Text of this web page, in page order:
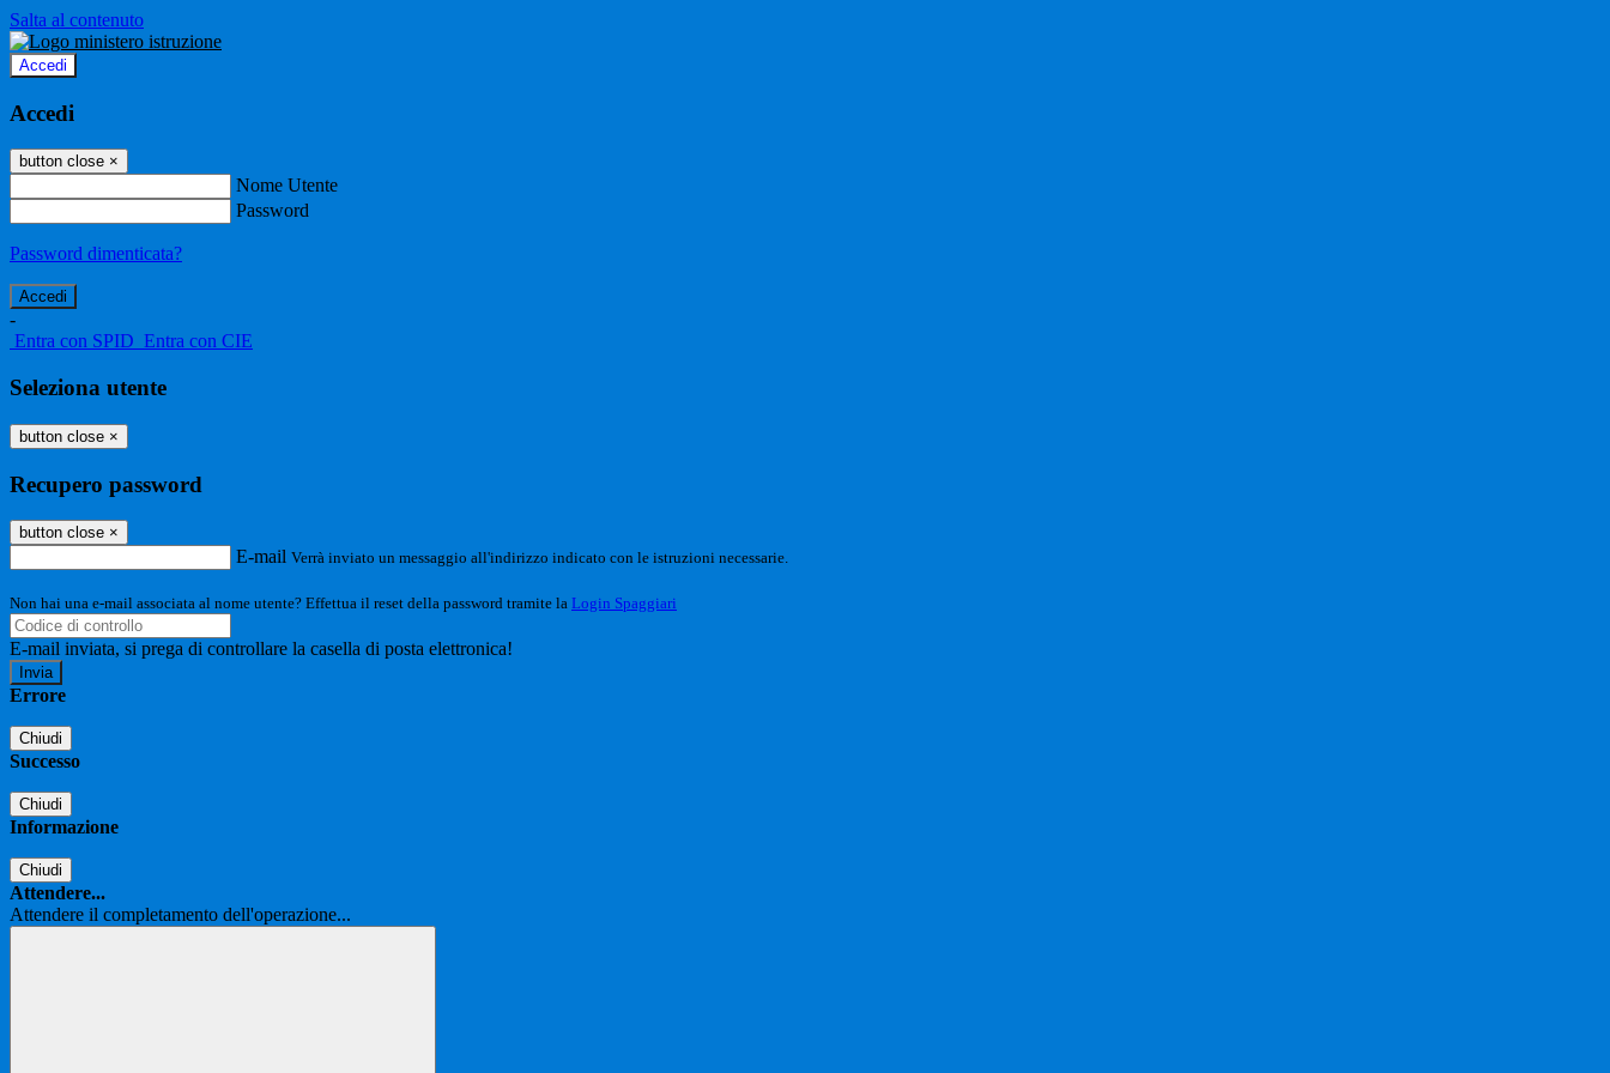
Salta al contenuto
Accedi
Accedi
button close ×
Nome Utente
Password
Password dimenticata?
-
Entra con SPID Entra con CIE
Seleziona utente
button close ×
Recupero password
button close ×
E-mail Verrà inviato un messaggio all'indirizzo indicato con le istruzioni necessarie.
Non hai una e-mail associata al nome utente? Effettua il reset della password tramite la Login Spaggiari
E-mail inviata, si prega di controllare la casella di posta elettronica!
Errore
Chiudi
Successo
Chiudi
Informazione
Chiudi
Attendere...
Attendere il completamento dell'operazione...